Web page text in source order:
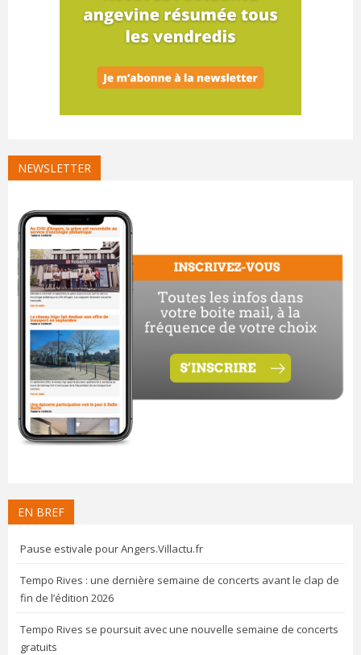
NEWSLETTER
EN BREF
Pause estivale pour Angers.Villactu.fr
Tempo Rives : une dernière semaine de concerts avant le clap de
fin de l’édition 2026
Tempo Rives se poursuit avec une nouvelle semaine de concerts
gratuits